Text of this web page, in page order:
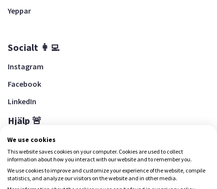
Yeppar
Socialt 👩‍💻
Instagram
Facebook
LinkedIn
Hjälp 🚨
Hjälpcenter
Ladda ned Yepstr
We use cookies
This website saves cookies on your computer. Cookies are used to collect
information about how you interact with our website and to remember you.
We use cookies to improve and customize your experience of the website, compile
statistics, and analyze our visitors on the website and in other media.